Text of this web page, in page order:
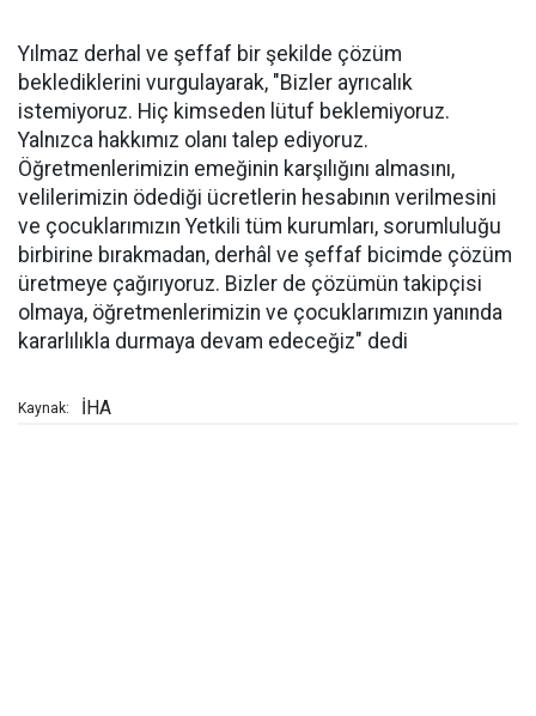
Yılmaz derhal ve şeffaf bir şekilde çözüm
beklediklerini vurgulayarak, "Bizler ayrıcalık
istemiyoruz. Hiç kimseden lütuf beklemiyoruz.
Yalnızca hakkımız olanı talep ediyoruz.
Öğretmenlerimizin emeğinin karşılığını almasını,
velilerimizin ödediği ücretlerin hesabının verilmesini
ve çocuklarımızın Yetkili tüm kurumları, sorumluluğu
birbirine bırakmadan, derhâl ve şeffaf bicimde çözüm
üretmeye çağırıyoruz. Bizler de çözümün takipçisi
olmaya, öğretmenlerimizin ve çocuklarımızın yanında
kararlılıkla durmaya devam edeceğiz" dedi
Kaynak: İHA